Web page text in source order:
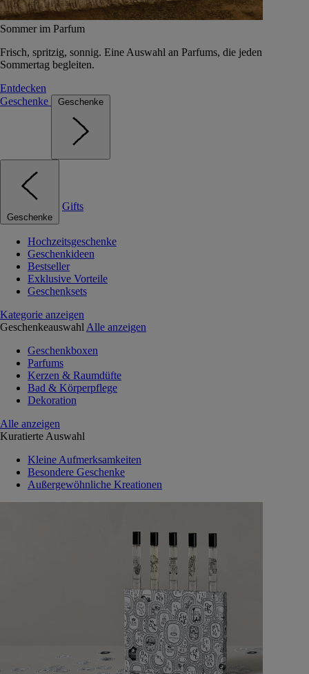
Sommer im Parfum
Frisch, spritzig, sonnig. Eine Auswahl an Parfums, die jeden
Sommertag begleiten.
Entdecken
Geschenke
Geschenke
Geschenke
Gifts
Hochzeitsgeschenke
Geschenkideen
Bestseller
Exklusive Vorteile
Geschenksets
Kategorie anzeigen
Geschenkeauswahl Alle anzeigen
Geschenkboxen
Parfums
Kerzen & Raumdüfte
Bad & Körperpflege
Dekoration
Alle anzeigen
Kuratierte Auswahl
Kleine Aufmerksamkeiten
Besondere Geschenke
Außergewöhnliche Kreationen